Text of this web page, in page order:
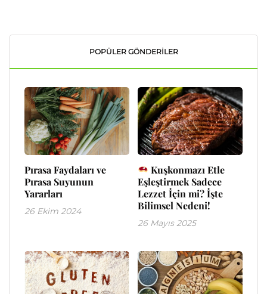
POPÜLER GÖNDERILER
Pırasa Faydaları ve
Pırasa Suyunun
Yararları
26 Ekim 2024
Kuşkonmazı Etle
Eşleştirmek Sadece
Lezzet İçin mi? İşte
Bilimsel Nedeni!
26 Mayıs 2025